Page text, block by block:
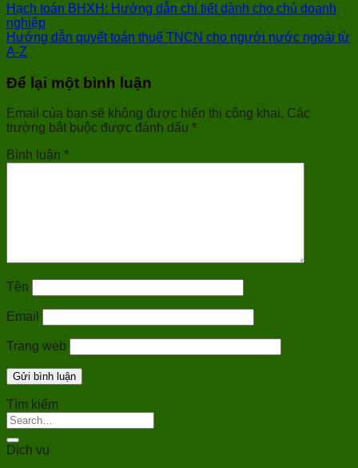
Hạch toán BHXH: Hướng dẫn chi tiết dành cho chủ doanh
nghiệp
Hướng dẫn quyết toán thuế TNCN cho người nước ngoài từ
A-Z
Để lại một bình luận
Email của bạn sẽ không được hiển thị công khai. Các
trường bắt buộc được đánh dấu *
Bình luận *
Tên
Email
Trang web
Tìm kiếm
Dịch vụ